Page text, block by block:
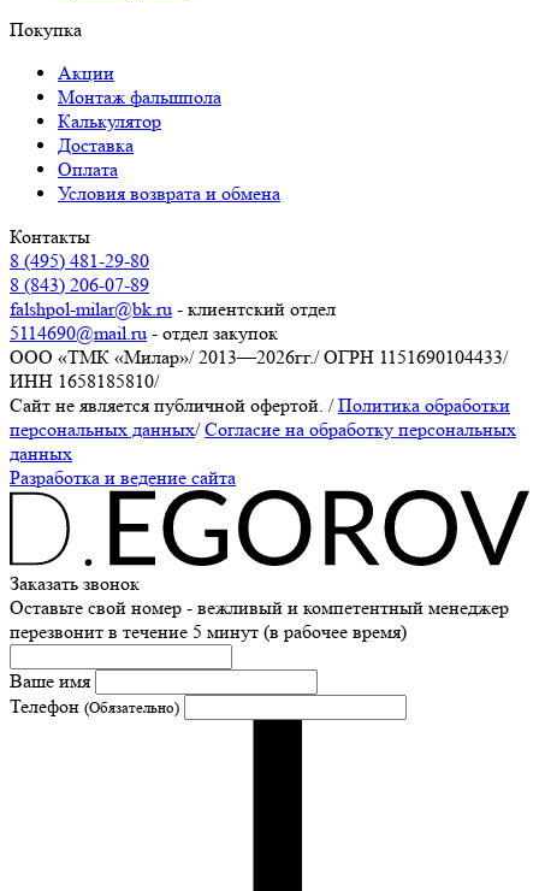
Покупка
Акции
Монтаж фальшпола
Калькулятор
Доставка
Оплата
Условия возврата и обмена
Контакты
8 (495) 481-29-80
8 (843) 206-07-89
falshpol-milar@bk.ru - клиентский отдел
5114690@mail.ru - отдел закупок
ООО «ТМК «Милар»/ 2013—2026гг./ОГРН 1151690104433/
ИНН 1658185810/
Сайт не является публичной офертой. / Политика обработки
персональных данных/ Согласие на обработку персональных
данных
Разработка и ведение сайта
Заказать звонок
Оставьте свой номер - вежливый и компетентный менеджер
перезвонит в течение 5 минут (в рабочее время)
Ваше имя
Телефон (Обязательно)